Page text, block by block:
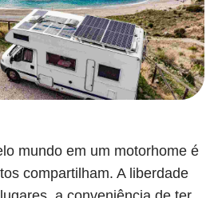
mundo em um motorhome é
compartilham. A liberdade